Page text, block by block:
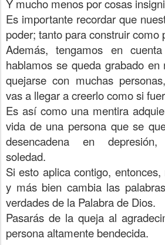
Y mucho menos por cosas
Es importante recordar que
poder; tanto para construir como
Además, tengamos en
hablamos se queda grabado
quejarse con muchas
vas a llegar a creerlo como si
Es así como una mentira
vida de una persona que se
desencadena en
soledad.
Si esto aplica contigo,
y más bien cambia las
verdades de la Palabra de Dios.
Pasarás de la queja al
persona altamente bendecida.